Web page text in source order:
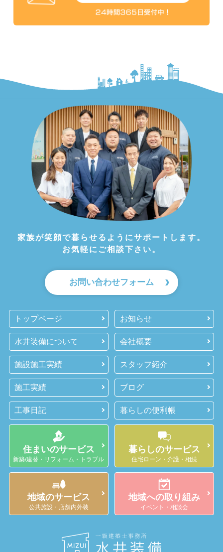
家族が笑顔で暮らせるようにサポートします。
お気軽にご相談下さい。
お問い合わせフォーム
トップページ お知らせ
水井装備について 会社概要
施設施工実績 スタッフ紹介
施工実績 ブログ
工事日記 暮らしの便利帳
住まいのサービス
新築/建替・リフォーム・トラブル
暮らしのサービス
住宅ローン・介護・相続
地域のサービス
公共施設・店舗内外装
地域への取り組み
イベント・相談会